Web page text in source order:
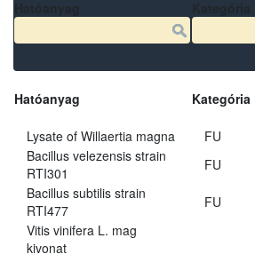
Hatóanyag Kategória
Lysate of Willaertia magna
FU
Bacillus velezensis strain
RTI301
FU
Bacillus subtilis strain
RTI477
FU
Vitis vinifera L. mag
kivonat